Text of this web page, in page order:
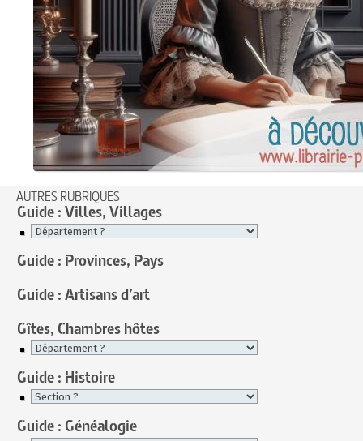
AUTRES RUBRIQUES
Guide : Villes, Villages
Guide : Provinces, Pays
Guide : Artisans d’art
Gîtes, Chambres hôtes
Guide : Histoire
Guide : Généalogie